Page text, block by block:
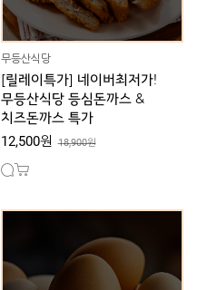
무등산식당
[릴레이특가] 네이버최저가!
무등산식당 등심돈까스 &
치즈돈까스 특가
12,500원 18,900원